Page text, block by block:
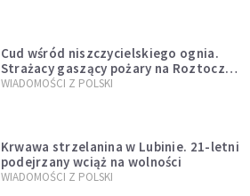
Cud wśród niszczycielskiego ognia.
Strażacy gaszący pożary na Roztoczu
opublikowali niezwykłe zdjęcie
WIADOMOŚCI Z POLSKI
Krwawa strzelanina w Lubinie. 21-letni
podejrzany wciąż na wolności
WIADOMOŚCI Z POLSKI